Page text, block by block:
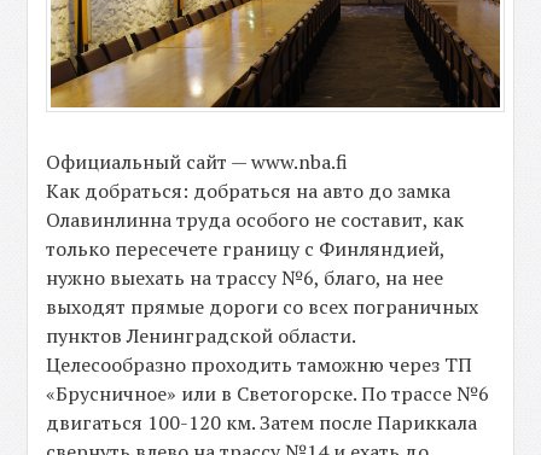
Официальный сайт — www.nba.fi
Как добраться: добраться на авто до замка
Олавинлинна труда особого не составит, как
только пересечете границу с Финляндией,
нужно выехать на трассу №6, благо, на нее
выходят прямые дороги со всех пограничных
пунктов Ленинградской области.
Целесообразно проходить таможню через ТП
«Брусничное» или в Светогорске. По трассе №6
двигаться 100-120 км. Затем после Париккала